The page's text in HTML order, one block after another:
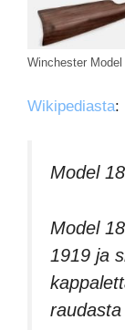
Winchester Model
Wikipediasta:
Model
Model
1919 ja